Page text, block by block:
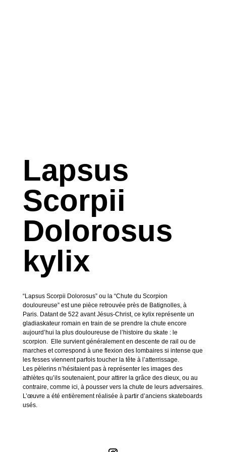
Lapsus
Scorpii
Dolorosus
kylix
“Lapsus Scorpii Dolorosus” ou la “Chute du Scorpion
douloureuse” est une pièce retrouvée près de Batignolles, à
Paris.⁠ Datant de 522 avant Jésus-Christ, ce kylix représente un
gladiaskateur romain en train de se prendre la chute encore
aujourd’hui la plus douloureuse de l’histoire du skate : le
scorpion.⁠ ⁠ Elle survient généralement en descente de rail ou de
marches et correspond à une flexion des lombaires si intense que
les fesses viennent parfois toucher la tête à l’atterrissage.⁠ ⁠
Les pèlerins n’hésitaient pas à représenter les images des
athlètes qu’ils soutenaient, pour attirer la grâce des dieux, ou au
contraire, comme ici, à pousser vers la chute de leurs adversaires.⁠
L’œuvre a été entièrement réalisée à partir d’anciens skateboards
usés.